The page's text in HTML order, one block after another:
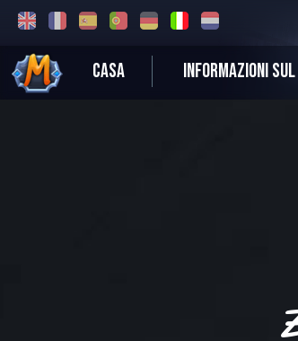
CASA INFORMAZIONI